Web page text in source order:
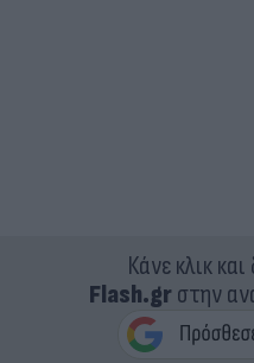
Κάνε κλικ
Flash.grστην